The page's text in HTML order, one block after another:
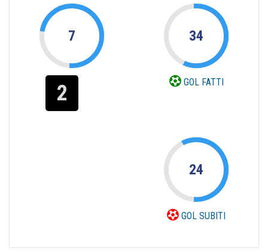
7
2
34
GOL FATTI
24
GOL SUBITI